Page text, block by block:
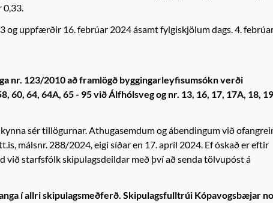
0,33.
og uppfærðir 16. febrúar 2024 ásamt fylgiskjölum dags. 4.
nr. 123/2010 að framlögð byggingarleyfisumsókn verði
60, 64, 64A, 65 - 95 við Álfhólsveg og nr. 13, 16, 17, 17A, 18,
sér tillögurnar. Athugasemdum og ábendingum við
málsnr. 288/2024, eigi síðar en 17. apríl 2024. Ef óskað er eftir
starfsfólk skipulagsdeildar með því að senda tölvupóst á
í allri skipulagsmeðferð. Skipulagsfulltrúi Kópavogsbæjar